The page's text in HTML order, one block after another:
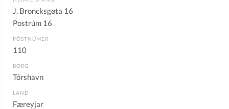
J. Broncksgøta 16
Postrúm 16
PÓSTNÚMER
110
BORG
Tórshavn
LAND
Færeyjar